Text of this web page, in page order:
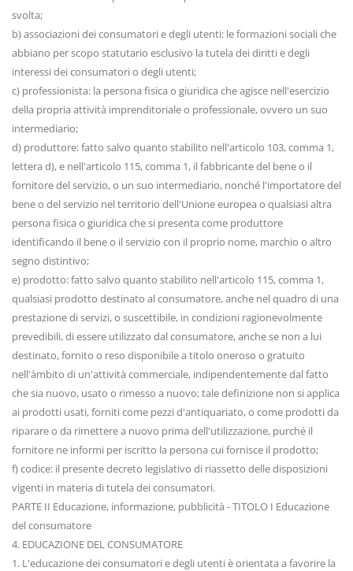
svolta;
b) associazioni dei consumatori e degli utenti: le formazioni sociali che
abbiano per scopo statutario esclusivo la tutela dei diritti e degli
interessi dei consumatori o degli utenti;
c) professionista: la persona fisica o giuridica che agisce nell'esercizio
della propria attività imprenditoriale o professionale, ovvero un suo
intermediario;
d) produttore: fatto salvo quanto stabilito nell'articolo 103, comma 1,
lettera d), e nell'articolo 115, comma 1, il fabbricante del bene o il
fornitore del servizio, o un suo intermediario, nonché l'importatore del
bene o del servizio nel territorio dell'Unione europea o qualsiasi altra
persona fisica o giuridica che si presenta come produttore
identificando il bene o il servizio con il proprio nome, marchio o altro
segno distintivo;
e) prodotto: fatto salvo quanto stabilito nell'articolo 115, comma 1,
qualsiasi prodotto destinato al consumatore, anche nel quadro di una
prestazione di servizi, o suscettibile, in condizioni ragionevolmente
prevedibili, di essere utilizzato dal consumatore, anche se non a lui
destinato, fornito o reso disponibile a titolo oneroso o gratuito
nell'àmbito di un'attività commerciale, indipendentemente dal fatto
che sia nuovo, usato o rimesso a nuovo; tale definizione non si applica
ai prodotti usati, forniti come pezzi d'antiquariato, o come prodotti da
riparare o da rimettere a nuovo prima dell'utilizzazione, purché il
fornitore ne informi per iscritto la persona cui fornisce il prodotto;
f) codice: il presente decreto legislativo di riassetto delle disposizioni
vigenti in materia di tutela dei consumatori.
PARTE II Educazione, informazione, pubblicità - TITOLO I Educazione
del consumatore
4. EDUCAZIONE DEL CONSUMATORE
1. L'educazione dei consumatori e degli utenti è orientata a favorire la